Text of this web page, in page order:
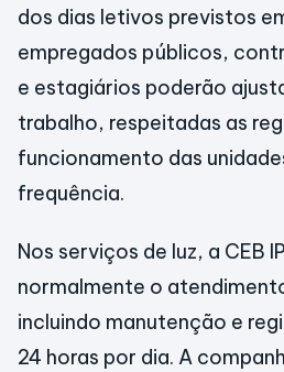
dos dias letivos previstos
empregados públicos,
e estagiários poderão
trabalho, respeitadas as
funcionamento das
frequência.
Nos serviços de luz, a CEB
normalmente o
incluindo manutenção e
24 horas por dia. A